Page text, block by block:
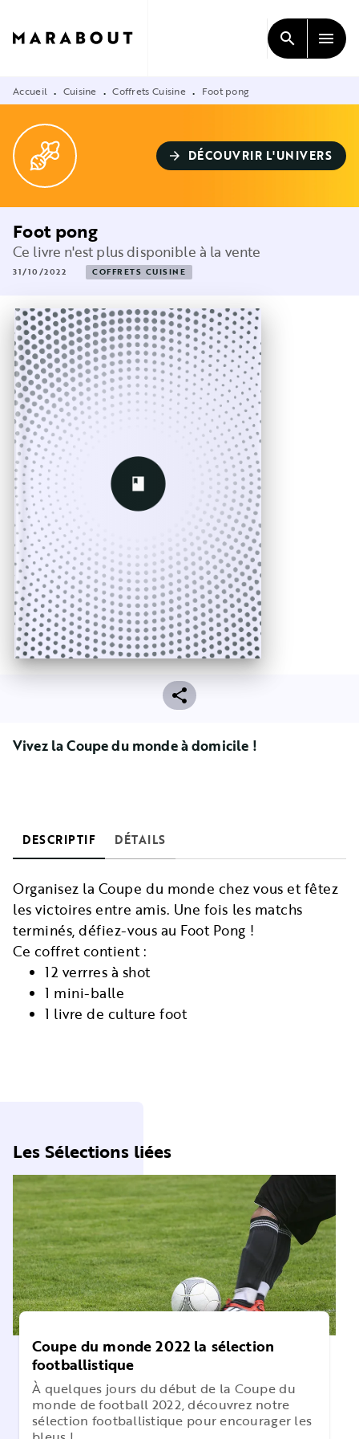
CONTENU
search menu
Accueil • Cuisine • Coffrets Cuisine • Foot pong
arrow_forward DÉCOUVRIR L'UNIVERS
Foot pong
Ce livre n'est plus disponible à la vente
31/10/2022 COFFRETS CUISINE
Vivez la Coupe du monde à domicile !
DESCRIPTIF DÉTAILS
Organisez la Coupe du monde chez vous et fêtez
les victoires entre amis. Une fois les matchs
terminés, défiez-vous au Foot Pong !
Ce coffret contient :
12 verrres à shot
1 mini-balle
1 livre de culture foot
Les Sélections liées
Coupe du monde 2022 la sélection
footballistique
À quelques jours du début de la Coupe du
monde de football 2022, découvrez notre
sélection footballistique pour encourager les